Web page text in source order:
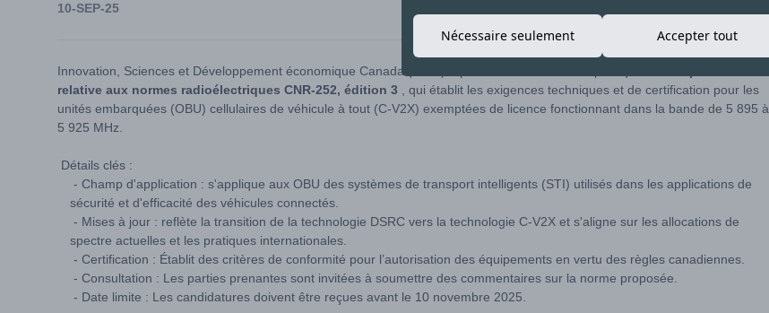
10-SEP-25
Innovation, Sciences et Développement économique Canada (ISDE) a publié une consultation publique sur
relative aux normes radioélectriques CNR-252, édition 3 , qui établit les exigences techniques et de certification pour les
unités embarquées (OBU) cellulaires de véhicule à tout (C-V2X) exemptées de licence fonctionnant dans la bande de 5 895 à
5 925 MHz.
Détails clés :
- Champ d'application : s'applique aux OBU des systèmes de transport intelligents (STI) utilisés dans les applications de
sécurité et d'efficacité des véhicules connectés.
- Mises à jour : reflète la transition de la technologie DSRC vers la technologie C-V2X et s'aligne sur les allocations de
spectre actuelles et les pratiques internationales.
- Certification : Établit des critères de conformité pour l’autorisation des équipements en vertu des règles canadiennes.
- Consultation : Les parties prenantes sont invitées à soumettre des commentaires sur la norme proposée.
- Date limite : Les candidatures doivent être reçues avant le 10 novembre 2025.
Nécessaire seulement Accepter tout